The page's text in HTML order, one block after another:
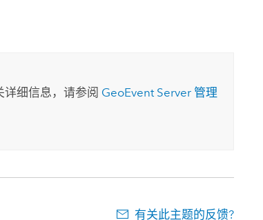
详细信息，请参阅 GeoEvent Server管理
有关此主题的反馈?